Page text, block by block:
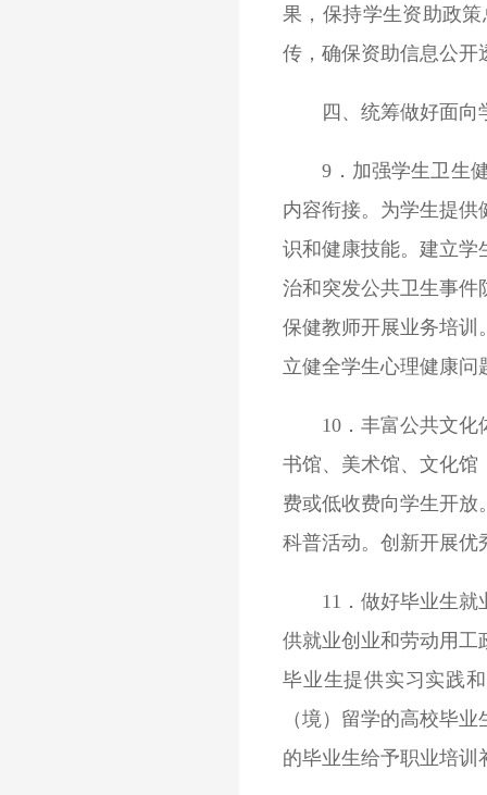
果，保持学生资助政
传，确保资助信息公开
四、统筹做好面向
9．加强学生卫生健
内容衔接。为学生提
识和健康技能。建立学
治和突发公共卫生事件
保健教师开展业务培训
立健全学生心理健康
10．丰富公共文化体
书馆、美术馆、文化馆
费或低收费向学生开
科普活动。创新开展优
11．做好毕业生就业
供就业创业和劳动用工
毕业生提供实习实践
（境）留学的高校毕
的毕业生给予职业培